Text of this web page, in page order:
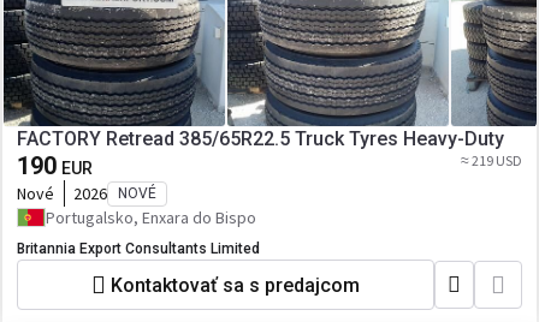
FACTORY Retread 385/65R22.5 Truck Tyres Heavy-Duty
190 EUR ≈ 219 USD
Nové 2026 NOVÉ
Portugalsko, Enxara do Bispo
Britannia Export Consultants Limited
Kontaktovať sa s predajcom